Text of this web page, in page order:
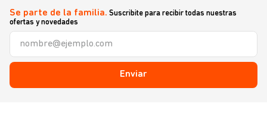
Se parte de la familia. Suscribite para recibir todas nuestras
ofertas y novedades
Enviar